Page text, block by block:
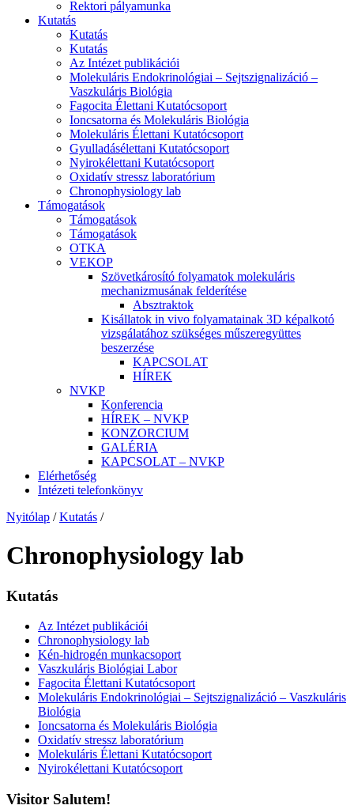
Rektori pályamunka
Kutatás
Kutatás
Kutatás
Az Intézet publikációi
Molekuláris Endokrinológiai – Sejtszignalizáció –
Vaszkuláris Biológia
Fagocita Élettani Kutatócsoport
Ioncsatorna és Molekuláris Biológia
Molekuláris Élettani Kutatócsoport
Gyulladásélettani Kutatócsoport
Nyirokélettani Kutatócsoport
Oxidatív stressz laboratórium
Chronophysiology lab
Támogatások
Támogatások
Támogatások
OTKA
VEKOP
Szövetkárosító folyamatok molekuláris
mechanizmusának felderítése
Absztraktok
Kisállatok in vivo folyamatainak 3D képalkotó
vizsgálatához szükséges műszeregyüttes
beszerzése
KAPCSOLAT
HÍREK
NVKP
Konferencia
HÍREK – NVKP
KONZORCIUM
GALÉRIA
KAPCSOLAT – NVKP
Elérhetőség
Intézeti telefonkönyv
Nyitólap / Kutatás /
Chronophysiology lab
Kutatás
Az Intézet publikációi
Chronophysiology lab
Kén-hidrogén munkacsoport
Vaszkuláris Biológiai Labor
Fagocita Élettani Kutatócsoport
Molekuláris Endokrinológiai – Sejtszignalizáció – Vaszkuláris
Biológia
Ioncsatorna és Molekuláris Biológia
Oxidatív stressz laboratórium
Molekuláris Élettani Kutatócsoport
Nyirokélettani Kutatócsoport
Visitor Salutem!